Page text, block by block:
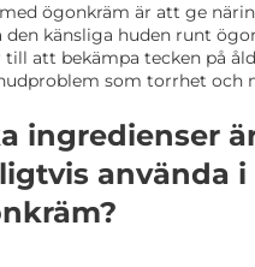
ögonkräm är att ge
den känsliga huden runt
till att bekämpa tecken på
som torrhet och
ingredienser
använda i